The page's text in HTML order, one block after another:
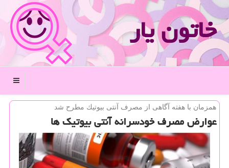
خاتون یار
منو
همزمان با هفته آگاهی از مصرف آنتی بیوتیك مطرح شد
عوارض مصرف خودسرانه آنتی بیوتیك ها